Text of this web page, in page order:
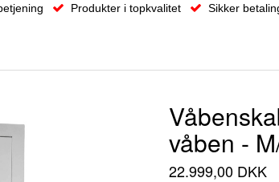
Produkter i topkvalitet Sikker
våben -
22.999,00 DKK